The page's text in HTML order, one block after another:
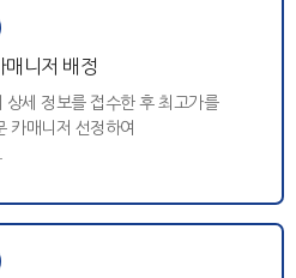
매니저 배정
상세 정보를 접수한 후 최고가를
카매니저 선정하여